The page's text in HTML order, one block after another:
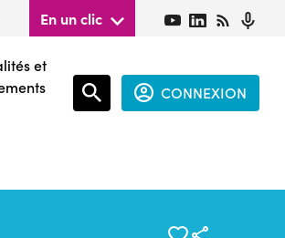
En un clic
et
CONNEXION